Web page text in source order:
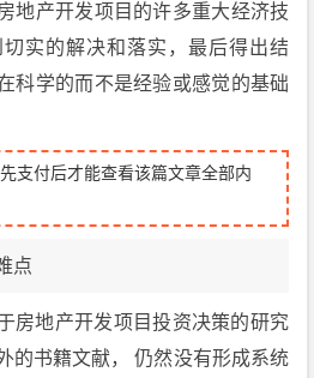
地产开发项目的许多重大经济技
实的解决和落实，最后得出结
科学的而不是经验或感觉的基础
支付后才能查看该篇文章全部内
点
房地产开发项目投资决策的研究
的书籍文献， 仍然没有形成系统